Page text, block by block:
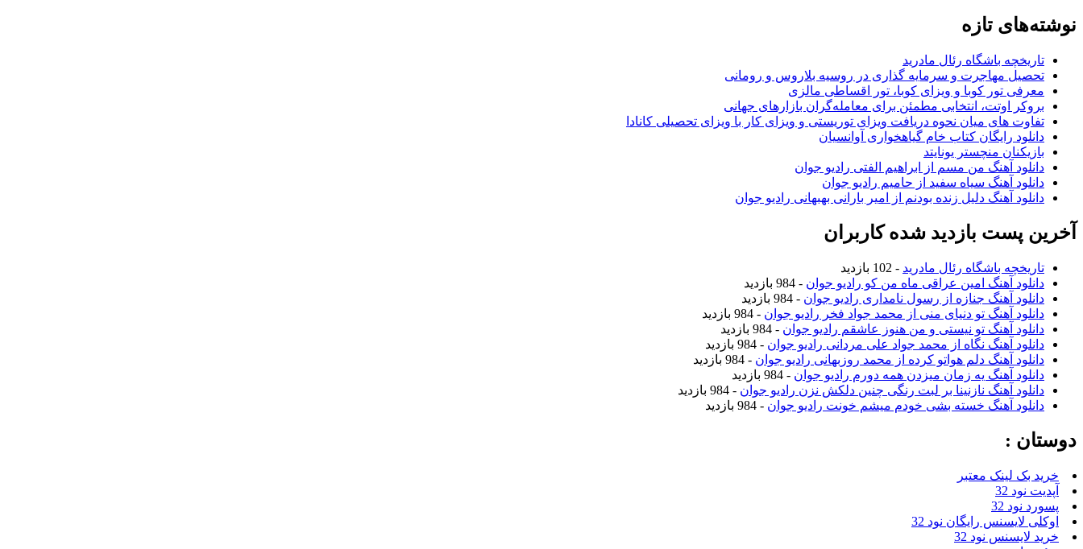
نوشته‌های تازه
تاریخچه باشگاه رئال مادرید
تحصیل مهاجرت و سرمایه گذاری در روسیه بلاروس و رومانی
معرفی تور کوبا و ویزای کوبا، تور اقساطی مالزی
بروکر اوتت، انتخابی مطمئن برای معامله‌گران بازارهای جهانی
تفاوت های میان نحوه دریافت ویزای توریستی و ویزای کار با ویزای تحصیلی کانادا
دانلود رایگان کتاب خام گیاهخواری آوانسیان
بازیکنان منچستر یونایتد
دانلود آهنگ من مسم از ابراهیم الفتی رادیو جوان
دانلود آهنگ سیاه سفید از حامیم رادیو جوان
دانلود آهنگ دلیل زنده بودنم از امیر بارانی بهبهانی رادیو جوان
آخرین پست بازدید شده کاربران
تاریخچه باشگاه رئال مادرید - 102 بازدید
دانلود آهنگ امین عراقی ماه من کو رادیو جوان - 984 بازدید
دانلود آهنگ جنازه از رسول نامداری رادیو جوان - 984 بازدید
دانلود آهنگ تو دنیای منی از محمد جواد فخر رادیو جوان - 984 بازدید
دانلود آهنگ تو نیستی و من هنوز عاشقم رادیو جوان - 984 بازدید
دانلود آهنگ نگاه از محمد جواد علی مردانی رادیو جوان - 984 بازدید
دانلود آهنگ دلم هواتو کرده از محمد روزبهانی رادیو جوان - 984 بازدید
دانلود آهنگ یه زمان میزدن همه دورم رادیو جوان - 984 بازدید
دانلود آهنگ نازنینا بر لبت رنگی چنین دلکش نزن رادیو جوان - 984 بازدید
دانلود آهنگ خسته بشی خودم میشم خونت رادیو جوان - 984 بازدید
دوستان :
خرید بک لینک معتبر
آپدیت نود 32
پسورد نود 32
اوکلی لایسنس رایگان نود 32
خرید لایسنس نود 32